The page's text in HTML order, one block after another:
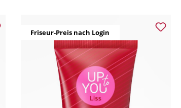
Friseur-Preis nach Login